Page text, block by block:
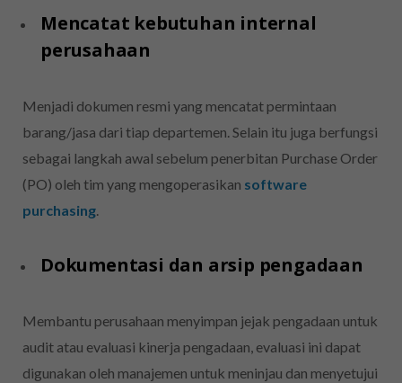
Mencatat kebutuhan internal
perusahaan
Menjadi dokumen resmi yang mencatat permintaan
barang/jasa dari tiap departemen. Selain itu juga berfungsi
sebagai langkah awal sebelum penerbitan Purchase Order
(PO) oleh tim yang mengoperasikan software
purchasing.
Dokumentasi dan arsip pengadaan
Membantu perusahaan menyimpan jejak pengadaan untuk
audit atau evaluasi kinerja pengadaan, evaluasi ini dapat
digunakan oleh manajemen untuk meninjau dan menyetujui